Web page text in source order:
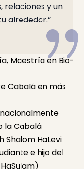
relaciones y un
alrededor.”
Maestría en Bio-
Cabalá en más
la Cabalá
Shalom HaLevi
e hijo del